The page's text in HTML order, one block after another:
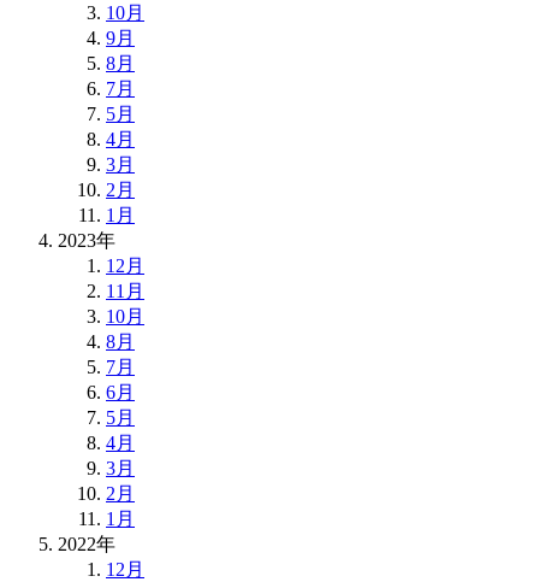
10月
9月
8月
7月
5月
4月
3月
2月
1月
2023年
12月
11月
10月
8月
7月
6月
5月
4月
3月
2月
1月
2022年
12月